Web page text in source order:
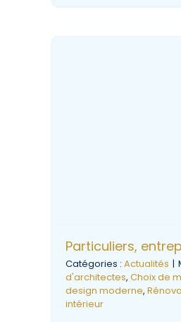
Particuliers,
Catégories : Actualités |
d'architectes, Choix de
design moderne,
intérieur